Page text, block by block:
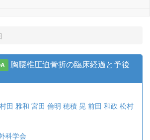
胸腰椎圧迫骨折の臨床経過と予後
村田 雅和 宮田 倫明 穂積 晃 前田 和政 松村
科学会